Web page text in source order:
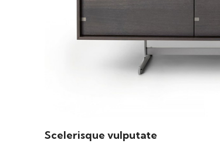
Scelerisque vulputate